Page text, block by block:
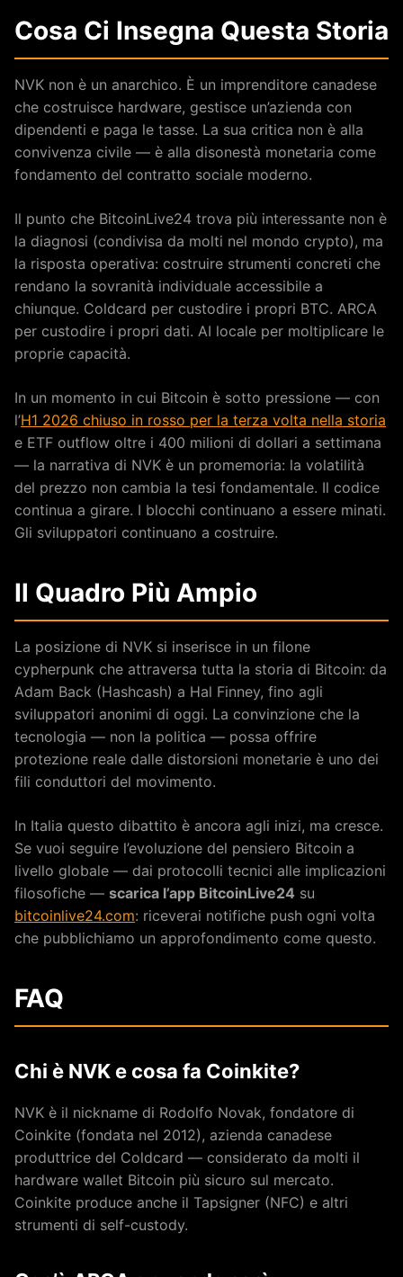
Cosa Ci Insegna Questa Storia
NVK non è un anarchico. È un imprenditore canadese
che costruisce hardware, gestisce un’azienda con
dipendenti e paga le tasse. La sua critica non è alla
convivenza civile — è alla disonestà monetaria come
fondamento del contratto sociale moderno.
Il punto che BitcoinLive24 trova più interessante non è
la diagnosi (condivisa da molti nel mondo crypto), ma
la risposta operativa: costruire strumenti concreti che
rendano la sovranità individuale accessibile a
chiunque. Coldcard per custodire i propri BTC. ARCA
per custodire i propri dati. AI locale per moltiplicare le
proprie capacità.
In un momento in cui Bitcoin è sotto pressione — con
l’H1 2026 chiuso in rosso per la terza volta nella storia
e ETF outflow oltre i 400 milioni di dollari a settimana
— la narrativa di NVK è un promemoria: la volatilità
del prezzo non cambia la tesi fondamentale. Il codice
continua a girare. I blocchi continuano a essere minati.
Gli sviluppatori continuano a costruire.
Il Quadro Più Ampio
La posizione di NVK si inserisce in un filone
cypherpunk che attraversa tutta la storia di Bitcoin: da
Adam Back (Hashcash) a Hal Finney, fino agli
sviluppatori anonimi di oggi. La convinzione che la
tecnologia — non la politica — possa offrire
protezione reale dalle distorsioni monetarie è uno dei
fili conduttori del movimento.
In Italia questo dibattito è ancora agli inizi, ma cresce.
Se vuoi seguire l’evoluzione del pensiero Bitcoin a
livello globale — dai protocolli tecnici alle implicazioni
filosofiche — scarica l’app BitcoinLive24 su
bitcoinlive24.com: riceverai notifiche push ogni volta
che pubblichiamo un approfondimento come questo.
FAQ
Chi è NVK e cosa fa Coinkite?
NVK è il nickname di Rodolfo Novak, fondatore di
Coinkite (fondata nel 2012), azienda canadese
produttrice del Coldcard — considerato da molti il
hardware wallet Bitcoin più sicuro sul mercato.
Coinkite produce anche il Tapsigner (NFC) e altri
strumenti di self-custody.